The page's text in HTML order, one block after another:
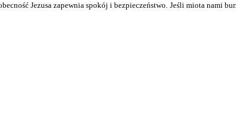
Jezusa zapewnia spokój i bezpieczeństwo. Jeśli miota nami